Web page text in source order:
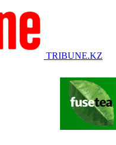
TRIBUNE.KZ